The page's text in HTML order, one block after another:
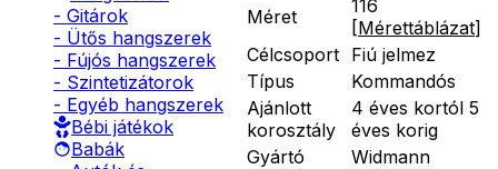
- Gitárok
- Ütős hangszerek
- Fújós hangszerek
- Szintetizátorok
- Egyéb hangszerek
Bébi játékok
Babák
Méret
116
[Mérettáblázat]
Célcsoport Fiú jelmez
Típus
Kommandós
Ajánlott
korosztály
4 éves kortól 5
éves korig
Gyártó
Widmann